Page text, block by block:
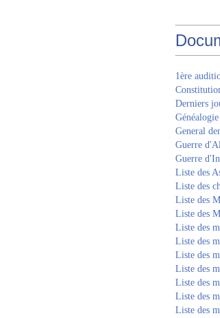
1ère
Derniers
General
Guerre
Guerre
Liste des
Liste des
Liste des
Liste des
Liste des
Liste des
Liste des
Liste des
Liste des
Liste des
Liste des